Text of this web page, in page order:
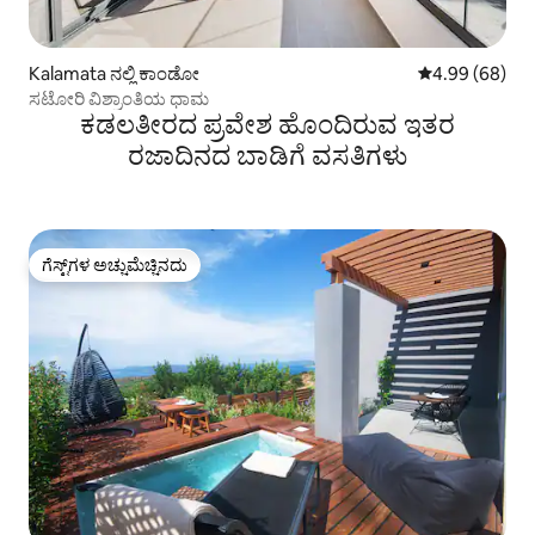
Kalamata ನಲ್ಲಿ ಕಾಂಡೋ 5 ರಲ್ಲಿ 4.99
4.99 (68)
ಸಟೋರಿ ವಿಶ್ರಾಂತಿಯ ಧಾಮ
ಕಡಲತೀರದ ಪ್ರವೇಶ ಹೊಂದಿರುವ ಇತರ
ರಜಾದಿನದ ಬಾಡಿಗೆ ವಸತಿಗಳು
ಗೆಸ್ಟ್‌ಗಳ ಅಚ್ಚುಮೆಚ್ಚಿನದು
ಗೆಸ್ಟ್‌ಗಳ ಅಚ್ಚುಮೆಚ್ಚಿನದು